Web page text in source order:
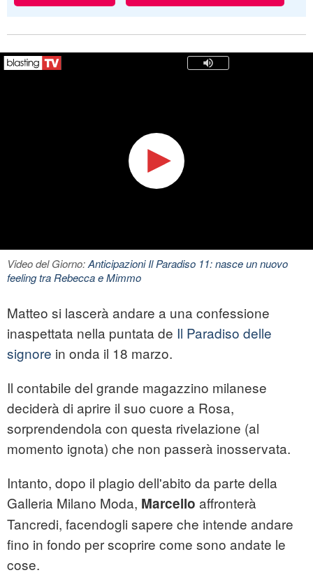
Video del Giorno:Anticipazioni Il Paradiso 11: nasce un nuovo
feeling tra Rebecca e Mimmo
Matteo si lascerà andare a una confessione
inaspettata nella puntata de Il Paradiso delle
signore in onda il 18 marzo.
Il contabile del grande magazzino milanese
deciderà di aprire il suo cuore a Rosa,
sorprendendola con questa rivelazione (al
momento ignota) che non passerà inosservata.
Intanto, dopo il plagio dell'abito da parte della
Galleria Milano Moda, Marcello affronterà
Tancredi, facendogli sapere che intende andare
fino in fondo per scoprire come sono andate le
cose.